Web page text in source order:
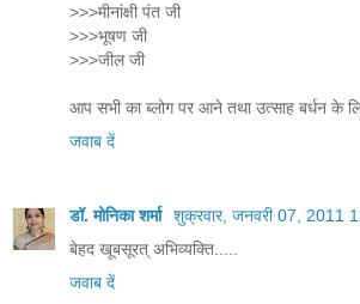
>>>मीनांक्षी पंत जी
>>>भूषण जी
>>>जील जी
आप सभी का ब्लोग पर आने तथा उत्साह बर्धन के
जवाब दें
डॉ. मोनिका शर्मा शुक्रवार, जनवरी 07, 2011
बेहद खूबसूरत् अभिव्यक्ति.....
जवाब दें